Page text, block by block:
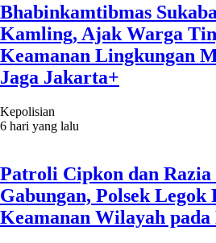
Bhabinkamtibmas
Kamling, Ajak Warga
Keamanan Lingkungan
Jaga Jakarta+
Kepolisian
6 hari yang lalu
Patroli Cipkon dan Razia
Gabungan, Polsek Legok
Keamanan Wilayah